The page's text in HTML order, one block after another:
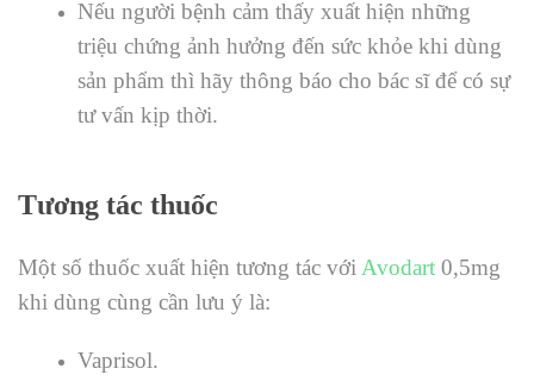
Nếu người bệnh cảm thấy xuất hiện những
triệu chứng ảnh hưởng đến sức khỏe khi dùng
sản phẩm thì hãy thông báo cho bác sĩ để có sự
tư vấn kịp thời.
Tương tác thuốc
Một số thuốc xuất hiện tương tác với Avodart 0,5mg
khi dùng cùng cần lưu ý là:
Vaprisol.